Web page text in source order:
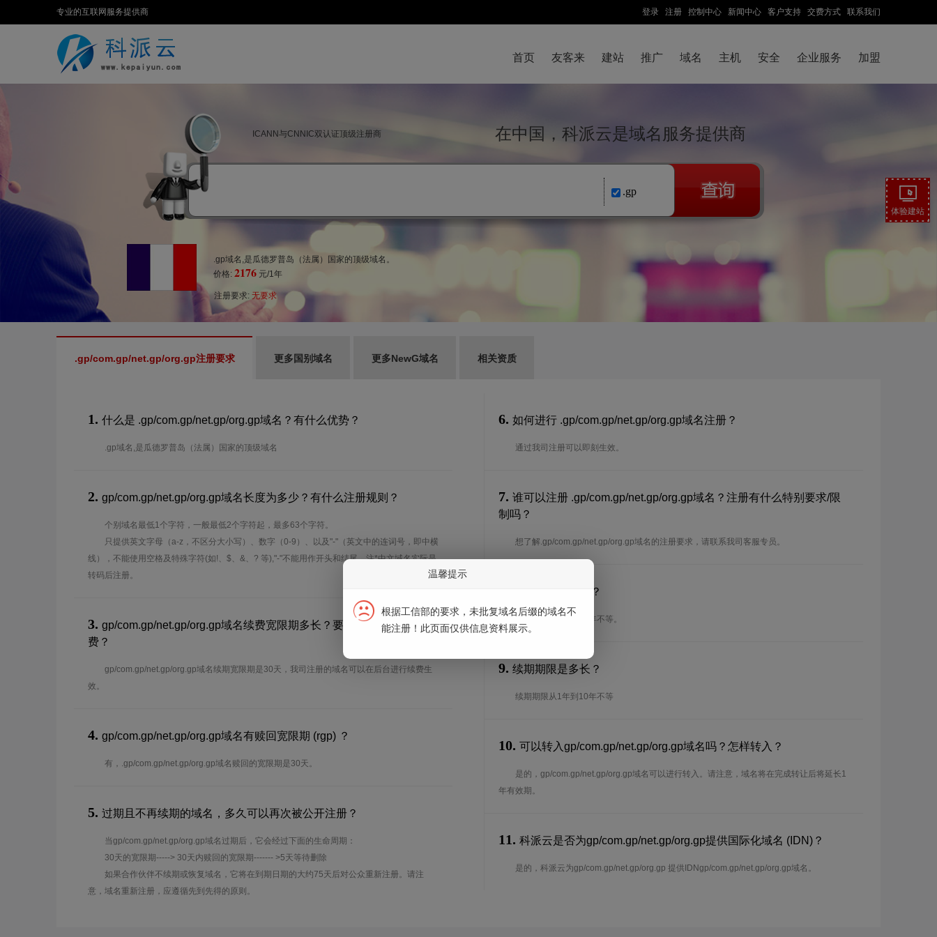
专业的互联网服务提供商 登录 注册 控制中心 新闻中心 客户支持 交费方式 联系我们
首页 友客来 建站 推广 域名 主机 安全 企业服务 加盟
ICANN与CNNIC双认证顶级注册商 在中国，科派云是域名服务提供商
.gp
.gp域名,是瓜德罗普岛（法属）国家的顶级域名。
价格: 2176 元/1年
注册要求: 无要求
.gp/com.gp/net.gp/org.gp注册要求 更多国别域名 更多NewG域名 相关资质
1. 什么是 .gp/com.gp/net.gp/org.gp域名？有什么优势？
.gp域名,是瓜德罗普岛（法属）国家的顶级域名
2. gp/com.gp/net.gp/org.gp域名长度为多少？有什么注册规则？
个别域名最低1个字符，一般最低2个字符起，最多63个字符。
只提供英文字母（a-z，不区分大小写）、数字（0-9）、以及"-"（英文中的连词号，即中横
线），不能使用空格及特殊字符(如!、$、&、? 等),"-"不能用作开头和结尾。注*中文域名实际是
转码后注册。
3. gp/com.gp/net.gp/org.gp域名续费宽限期多长？要如何进行域名续
费？
gp/com.gp/net.gp/org.gp域名续期宽限期是30天，我司注册的域名可以在后台进行续费生
效。
4. gp/com.gp/net.gp/org.gp域名有赎回宽限期 (rgp) ？
有，.gp/com.gp/net.gp/org.gp域名赎回的宽限期是30天。
5. 过期且不再续期的域名，多久可以再次被公开注册？
当gp/com.gp/net.gp/org.gp域名过期后，它会经过下面的生命周期：
30天的宽限期-----> 30天内赎回的宽限期------- >5天等待删除
如果合作伙伴不续期或恢复域名，它将在到期日期的大约75天后对公众重新注册。请注
意，域名重新注册，应遵循先到先得的原则。
6. 如何进行 .gp/com.gp/net.gp/org.gp域名注册？
通过我司注册可以即刻生效。
7. 谁可以注册 .gp/com.gp/net.gp/org.gp域名？注册有什么特别要求/限
制吗？
想了解.gp/com.gp/net.gp/org.gp域名的注册要求，请联系我司客服专员。
注册期限是多长？
注册期限从1年到10年不等。
9. 续期期限是多长？
续期期限从1年到10年不等
10. 可以转入gp/com.gp/net.gp/org.gp域名吗？怎样转入？
是的，gp/com.gp/net.gp/org.gp域名可以进行转入。请注意，域名将在完成转让后将延长1
年有效期。
11. 科派云是否为gp/com.gp/net.gp/org.gp提供国际化域名 (IDN)？
是的，科派云为gp/com.gp/net.gp/org.gp 提供IDNgp/com.gp/net.gp/org.gp域名。
体验建站
温馨提示
根据工信部的要求，未批复域名后缀的域名不
能注册！此页面仅供信息资料展示。